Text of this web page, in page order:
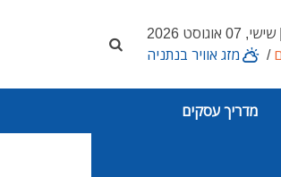
2026
/ מזג אוויר בנתניה
מדריך עסקים